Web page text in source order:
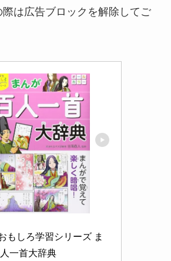
は広告ブロックを解除してご
もしろ学習シリーズ ま
一首大辞典